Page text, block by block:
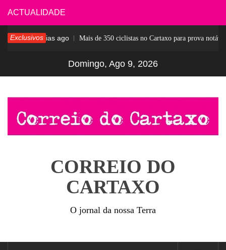
Skip
to
content
ACTUALIDADE
Exclusivos7 dias ago Mais de 350 ciclistas no Cartaxo para prova notável
Domingo, Ago 9, 2026
CORREIO DO
CARTAXO
O jornal da nossa Terra